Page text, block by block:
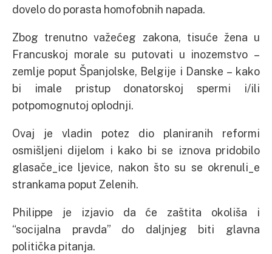
dovelo do porasta homofobnih napada.
Zbog trenutno važećeg zakona, tisuće žena u
Francuskoj morale su putovati u inozemstvo –
zemlje poput Španjolske, Belgije i Danske – kako
bi imale pristup donatorskoj spermi i/ili
potpomognutoj oplodnji.
Ovaj je vladin potez dio planiranih reformi
osmišljeni dijelom i kako bi se iznova pridobilo
glasače_ice ljevice, nakon što su se okrenuli_e
strankama poput Zelenih.
Philippe je izjavio da će zaštita okoliša i
“socijalna pravda” do daljnjeg biti glavna
politička pitanja.